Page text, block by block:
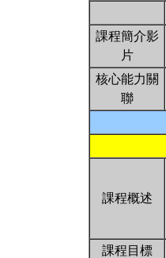
課程簡介影
片
核心能力關
聯
課程概述
課程目標